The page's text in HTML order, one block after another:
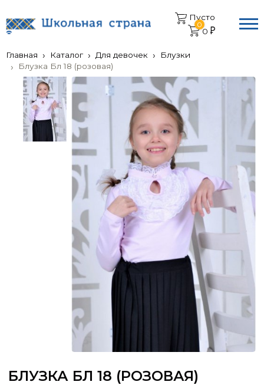
Пусто
0
0
Главная Каталог Для девочек
Блузки
Блузка Бл 18 (розовая)
БЛУЗКА БЛ 18 (РОЗОВАЯ)